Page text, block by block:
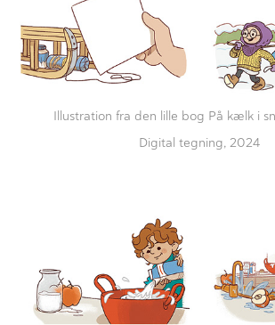
Illustration fra den lille bog På kælk i
Digital tegning, 2024